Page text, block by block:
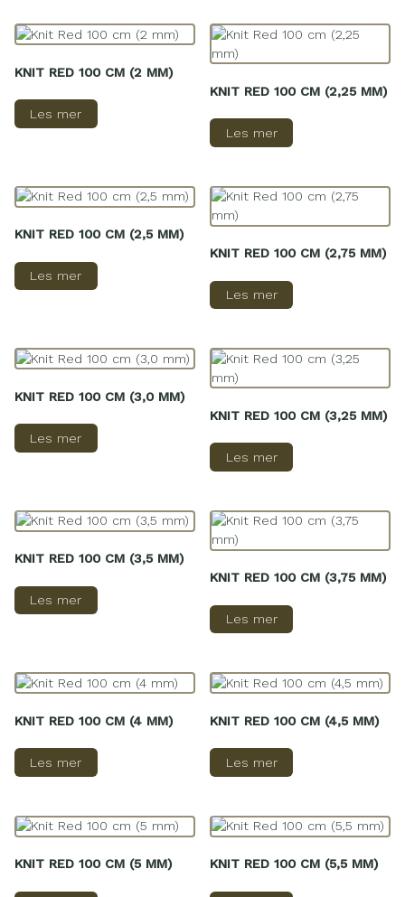
KNIT RED 100 CM (2 MM)
Les mer
KNIT RED 100 CM (2,25 MM)
Les mer
KNIT RED 100 CM (2,5 MM)
Les mer
KNIT RED 100 CM (2,75 MM)
Les mer
KNIT RED 100 CM (3,0 MM)
Les mer
KNIT RED 100 CM (3,25 MM)
Les mer
KNIT RED 100 CM (3,5 MM)
Les mer
KNIT RED 100 CM (3,75 MM)
Les mer
KNIT RED 100 CM (4 MM)
Les mer
KNIT RED 100 CM (4,5 MM)
Les mer
KNIT RED 100 CM (5 MM) KNIT RED 100 CM (5,5 MM)